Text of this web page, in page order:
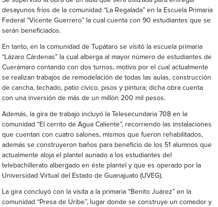
desayunos fríos de la comunidad “La Regalada” en la Escuela Primaria
Federal “Vicente Guerrero” la cual cuenta con 90 estudiantes que se
serán beneficiados.
En tanto, en la comunidad de Tupátaro se visitó la escuela primaria
“Lázaro Cárdenas” la cual alberga al mayor número de estudiantes de
Cuerámaro contando con dos turnos, motivo por el cual actualmente
se realizan trabajos de remodelación de todas las aulas, construcción
de cancha, techado, patio cívico, pisos y pintura; dicha obra cuenta
con una inversión de más de un millón 200 mil pesos.
Además, la gira de trabajo incluyó la Telesecundaria 708 en la
comunidad “El cerrito de Agua Caliente”, recorriendo las instalaciones
que cuentan con cuatro salones, mismos que fueron rehabilitados,
además se construyeron baños para beneficio de los 51 alumnos que
actualmente aloja el plantel aunado a los estudiantes del
telebachillerato albergado en éste plantel y que es operado por la
Universidad Virtual del Estado de Guanajuato (UVEG).
La gira concluyó con la visita a la primaria “Benito Juárez” en la
comunidad “Presa de Uribe”, lugar donde se construye un comedor y